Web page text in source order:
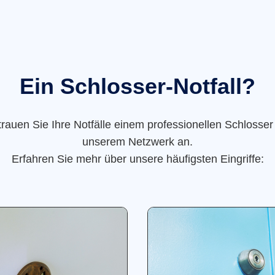
Ein Schlosser-Notfall?
Sie Ihre Notfälle einem professionellen
unserem Netzwerk an.
Erfahren Sie mehr über unsere häufigsten Eingriffe: